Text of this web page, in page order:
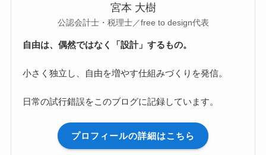
宮本 大樹
公認会計士・税理士／free to design代表
自由は、偶然ではなく「設計」するもの。
小さく独立し、自由を増やす仕組みづくりを発信。
日常の試行錯誤をこのブログに記録しています。
プロフィールの詳細はこちら